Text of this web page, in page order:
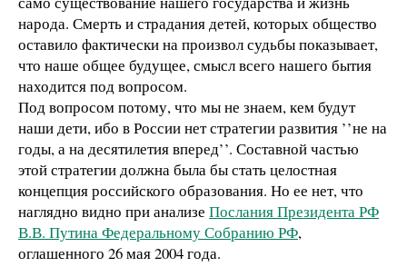
народа. Смерть и страдания детей, которых общество
оставило фактически на произвол судьбы показывает,
что наше общее будущее, смысл всего нашего бытия
находится под вопросом.
Под вопросом потому, что мы не знаем, кем будут
наши дети, ибо в России нет стратегии развития ’’не на
годы, а на десятилетия вперед’’. Составной частью
этой стратегии должна была бы стать целостная
концепция российского образования. Но ее нет, что
наглядно видно при анализе Послания Президента РФ
В.В. Путина Федеральному Собранию РФ,
оглашенного 26 мая 2004 года.